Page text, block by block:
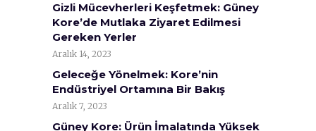
Gizli Mücevherleri Keşfetmek: Güney
Kore’de Mutlaka Ziyaret Edilmesi
Gereken Yerler
Aralık 14, 2023
Geleceğe Yönelmek: Kore’nin
Endüstriyel Ortamına Bir Bakış
Aralık 7, 2023
Güney Kore: Ürün İmalatında Yüksek